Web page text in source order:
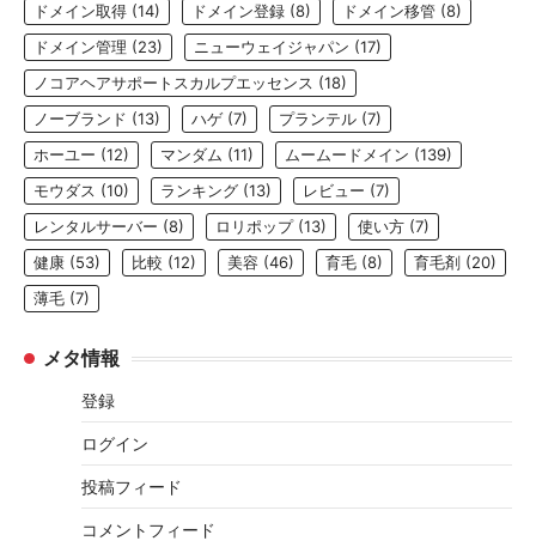
ドメイン取得 (14) ドメイン登録 (8) ドメイン移管 (8)
ドメイン管理 (23) ニューウェイジャパン (17)
ノコアヘアサポートスカルプエッセンス (18)
ノーブランド (13) ハゲ (7) プランテル (7)
ホーユー (12) マンダム (11) ムームードメイン (139)
モウダス (10) ランキング (13) レビュー (7)
レンタルサーバー (8) ロリポップ(13) 使い方 (7)
健康 (53) 比較 (12) 美容 (46) 育毛 (8) 育毛剤 (20)
薄毛 (7)
メタ情報
登録
ログイン
投稿フィード
コメントフィード